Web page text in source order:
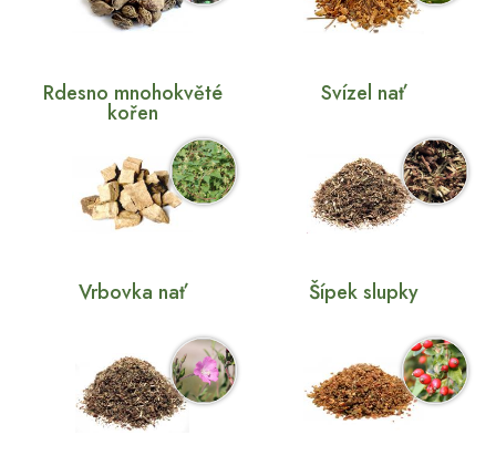
Rdesno mnohokvěté
kořen
Svízel nať
Vrbovka nať Šípek slupky